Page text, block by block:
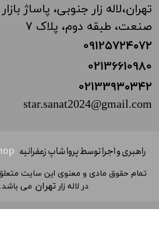
تهران،‌لاله زار جنوبی، پاساژ بازار
صنعت، طبقه دوم، پلاک ۷
0912۵۷۲۴۰۷۲
02136610980
02133۹۳۰۳۴۲
star.sanat2024@gmail.com
راهبری و اجرا توسط پروا شاپ زعفرانیه
تمام حقوق مادی و معنوی این سایت
در لاله زار تهران می باشد.